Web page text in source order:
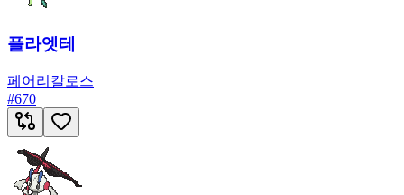
플라엣테
페어리 칼로스
#670